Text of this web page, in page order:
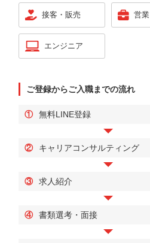
接客・販売 営業
エンジニア
ご登録からご入職までの流れ
① 無料LINE登録
② キャリアコンサルティング
③ 求人紹介
④ 書類選考・面接